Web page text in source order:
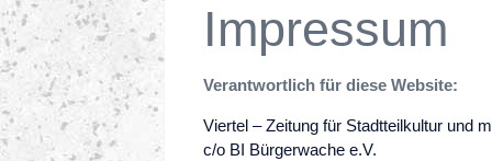
Impressum
Verantwortlich für diese Website:
Viertel – Zeitung für Stadtteilkultur und
c/o BI Bürgerwache e.V.